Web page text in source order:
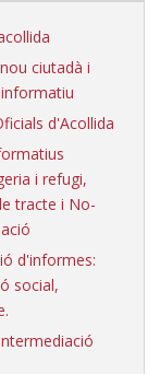
ciutadà i
d'Acollida
i refugi,
tracte i No-
d'informes:
social,